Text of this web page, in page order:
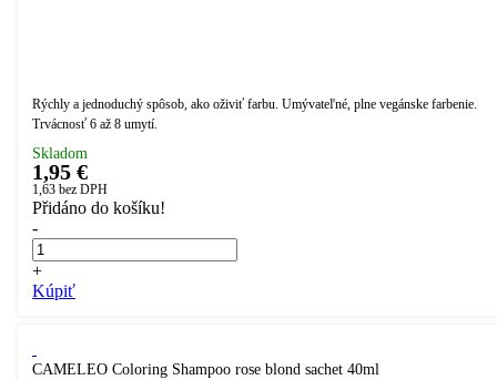
Rýchly a jednoduchý spôsob, ako oživiť farbu. Umývateľné, plne vegánske farbenie.
Trvácnosť 6 až 8 umytí.
Skladom
1,95 €
1,63 bez DPH
Přidáno do košíku!
-
+
Kúpiť
CAMELEO Coloring Shampoo rose blond sachet 40ml